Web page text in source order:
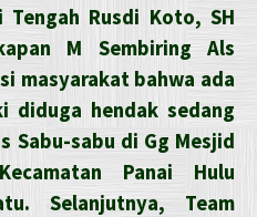
Tengah Rusdi Koto, SH
M Sembiring Als
masyarakat bahwa ada
diduga hendak sedang
Sabu-sabu di Gg Mesjid
Panai Hulu
Selanjutnya, Team